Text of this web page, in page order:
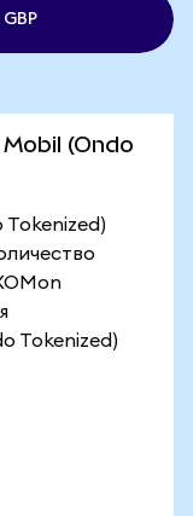
Mobil (Ondo
Tokenized)